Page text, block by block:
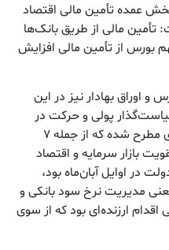
عمده تأمین مالی اقتصاد
مالی از طریق بانک‌ها
بورس از تأمین مالی افزایش
اوراق بهادار نیز در این
پولی و حرکت در
مسیر اجرای ۲ پیشنهاد پولی و ارزی مطرح شده که از جمله ۷
بازار سرمایه و اقتصاد
در اوایل آبان‌ماه بود،
این ۲ پیشنهاد، یعنی مدیریت نرخ سود بانکی و
ارزنده‌ای بود که از سوی